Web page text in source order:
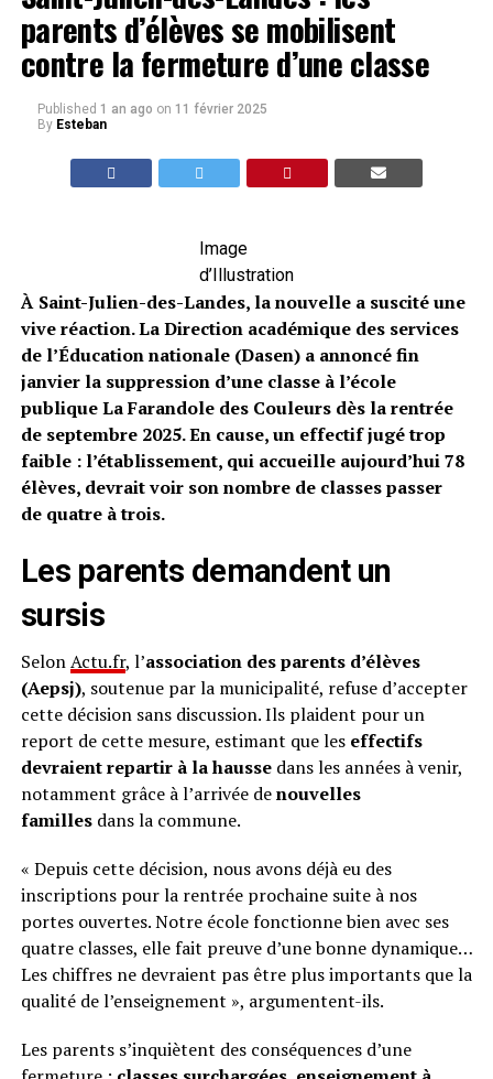
parents d’élèves se mobilisent
contre la fermeture d’une classe
Published 1 an ago on 11 février 2025
By Esteban
Image
d’Illustration
À Saint-Julien-des-Landes, la nouvelle a suscité une
vive réaction. La Direction académique des services
de l’Éducation nationale (Dasen) a annoncé fin
janvier la suppression d’une classe à l’école
publique La Farandole des Couleurs dès la rentrée
de septembre 2025. En cause, un effectif jugé trop
faible : l’établissement, qui accueille aujourd’hui 78
élèves, devrait voir son nombre de classes passer
de quatre à trois.
Les parents demandent un
sursis
SelonActu.fr, l’association des parents d’élèves
(Aepsj), soutenue par la municipalité, refuse d’accepter
cette décision sans discussion. Ils plaident pour un
report de cette mesure, estimant que les effectifs
devraient repartir à la haussedans les années à venir,
notamment grâce à l’arrivée denouvelles
famillesdans la commune.
« Depuis cette décision, nous avons déjà eu des
inscriptions pour la rentrée prochaine suite à nos
portes ouvertes. Notre école fonctionne bien avec ses
quatre classes, elle fait preuve d’une bonne dynamique…
Les chiffres ne devraient pas être plus importants que la
qualité de l’enseignement », argumentent-ils.
Les parents s’inquiètent des conséquences d’une